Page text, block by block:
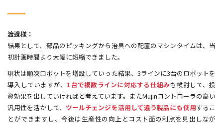
渡邊様：
結果として、部品のピッキングから治具への配置のマシンタイムは、当
初計画時間より大幅に短縮できました。
現状は順次ロボットを増設していった結果、3ラインに3台のロボットを
導入していますが、 1台で複数ラインに対応する仕組みも検討して、投
資効果を出していければと考えています。またMujinコントローラの高い
汎用性を活かして、 ツールチェンジを活用して違う製品にも使用するこ
とができますし、今後は生産性の向上とコスト面の利点を見出しなが